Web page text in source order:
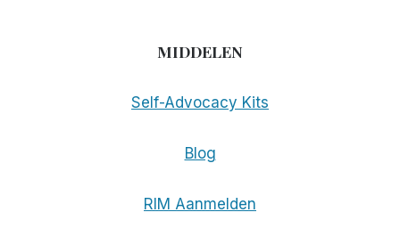
MIDDELEN
Self-Advocacy Kits
Blog
RIM Aanmelden